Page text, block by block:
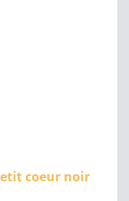
coeur noir